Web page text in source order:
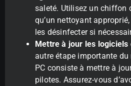
saleté. Utilisez un chiffon
qu’un nettoyant
les désinfecter si
Mettre à jour les logiciels
autre étape importante
PC consiste à mettre à
pilotes. Assurez-vous